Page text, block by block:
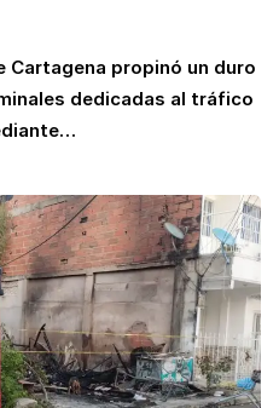
Cartagena propinó un duro
dedicadas al tráfico